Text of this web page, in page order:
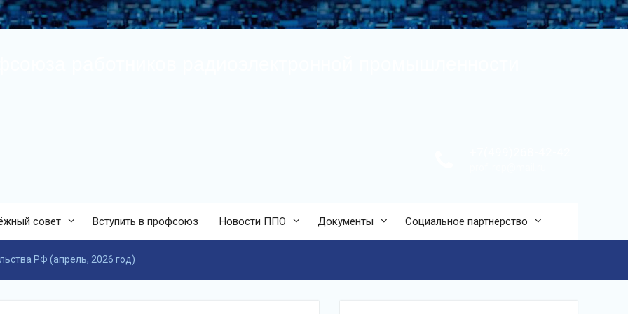
совет Вступить в профсоюз Новости ППО Документы Социальное партнерство
РФ (апрель, 2026 год)